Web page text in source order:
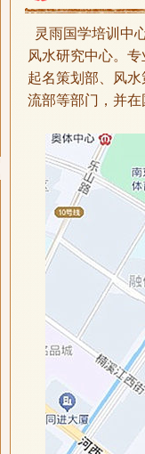
灵雨国学培训中
风水研究中心。
起名策划部、风
流部等部门，并在